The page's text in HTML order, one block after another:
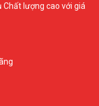
lượng cao với giá